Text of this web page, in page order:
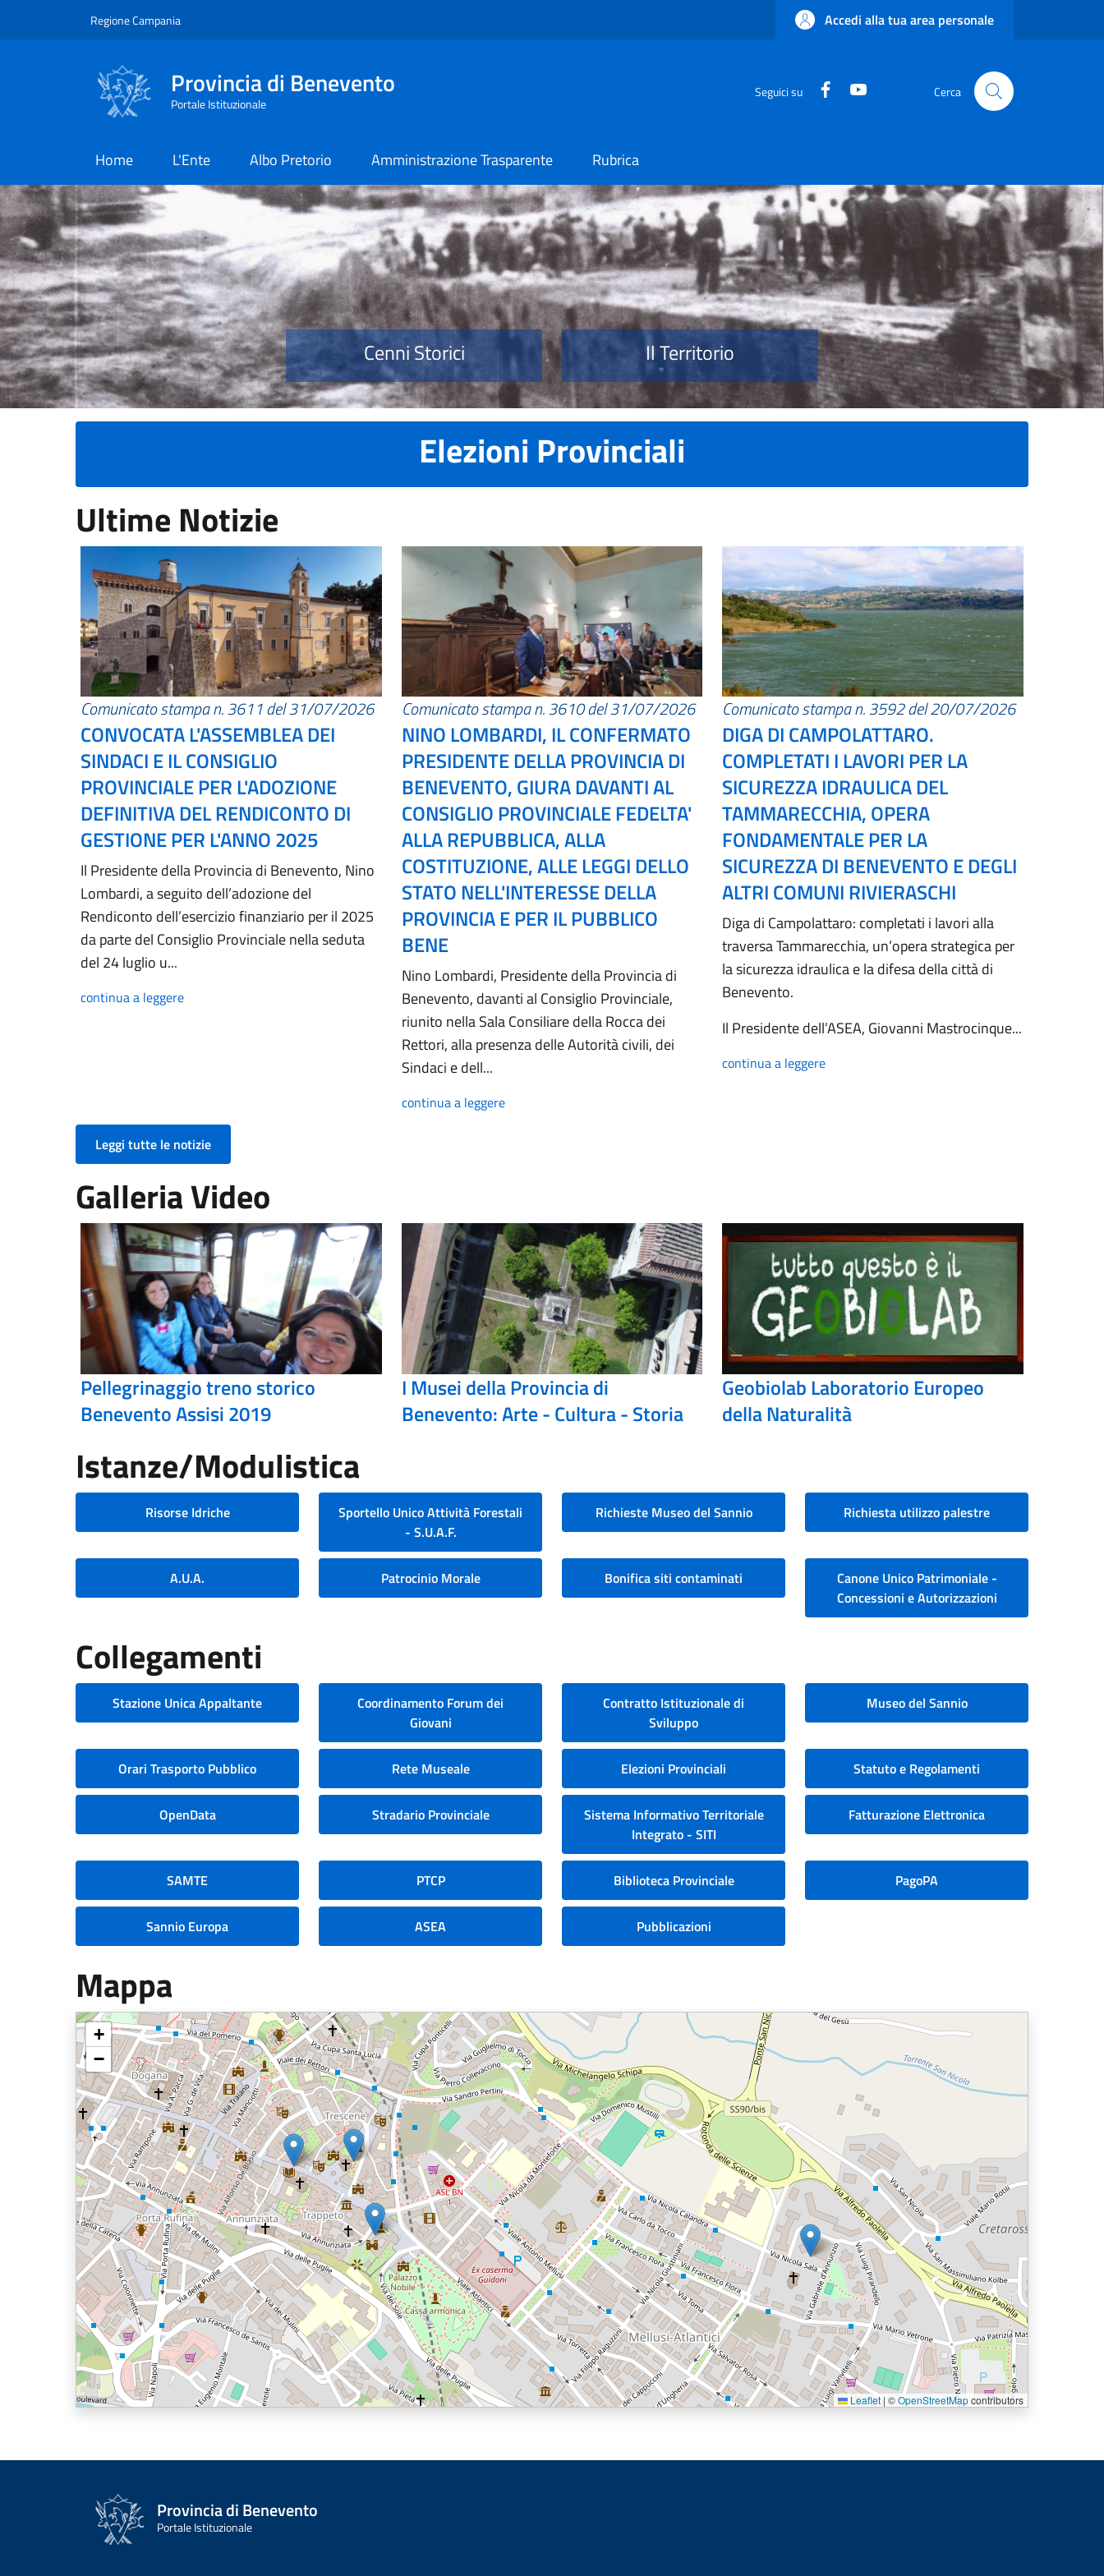
Regione Campania Accedi alla tua area personale
Provincia di Benevento
Portale Istituzionale
Seguici su Facebook Cerca
Home L'Ente Albo Pretorio Amministrazione Trasparente Rubrica
Provincia di Benevento
Cenni Storici Il Territorio
Elezioni Provinciali
Ultime Notizie
Comunicato stampa n. 3611 del 31/07/2026
CONVOCATA L'ASSEMBLEA DEI
SINDACI E IL CONSIGLIO
PROVINCIALE PER L'ADOZIONE
DEFINITIVA DEL RENDICONTO DI
GESTIONE PER L'ANNO 2025
Il Presidente della Provincia di Benevento, Nino
Lombardi, a seguito dell’adozione del
Rendiconto dell’esercizio finanziario per il 2025
da parte del Consiglio Provinciale nella seduta
del 24 luglio u...
continua a leggere
Comunicato stampa n. 3610 del 31/07/2026
NINO LOMBARDI, IL CONFERMATO
PRESIDENTE DELLA PROVINCIA DI
BENEVENTO, GIURA DAVANTI AL
CONSIGLIO PROVINCIALE FEDELTA'
ALLA REPUBBLICA, ALLA
COSTITUZIONE, ALLE LEGGI DELLO
STATO NELL'INTERESSE DELLA
PROVINCIA E PER IL PUBBLICO
BENE
Nino Lombardi, Presidente della Provincia di
Benevento, davanti al Consiglio Provinciale,
riunito nella Sala Consiliare della Rocca dei
Rettori, alla presenza delle Autorità civili, dei
Sindaci e dell...
continua a leggere
Comunicato stampa n. 3592 del 20/07/2026
DIGA DI CAMPOLATTARO.
COMPLETATI I LAVORI PER LA
SICUREZZA IDRAULICA DEL
TAMMARECCHIA, OPERA
FONDAMENTALE PER LA
SICUREZZA DI BENEVENTO E DEGLI
ALTRI COMUNI RIVIERASCHI
Diga di Campolattaro: completati i lavori alla
traversa Tammarecchia, un’opera strategica per
la sicurezza idraulica e la difesa della città di
Benevento.
Il Presidente dell’ASEA, Giovanni Mastrocinque...
continua a leggere
Leggi tutte le notizie
Galleria Video
Pellegrinaggio treno storico
Benevento Assisi 2019
I Musei della Provincia di
Benevento: Arte - Cultura - Storia
Geobiolab Laboratorio Europeo
della Naturalità
Istanze/Modulistica
Risorse Idriche
Sportello Unico Attività Forestali
- S.U.A.F.
Richieste Museo del Sannio Richiesta utilizzo palestre
A.U.A. Patrocinio Morale Bonifica siti contaminati
Canone Unico Patrimoniale -
Concessioni e Autorizzazioni
Collegamenti
Stazione Unica Appaltante
Coordinamento Forum dei
Giovani
Contratto Istituzionale di
Sviluppo
Museo del Sannio
Orari Trasporto Pubblico Rete Museale Elezioni Provinciali Statuto e Regolamenti
OpenData Stradario Provinciale
Sistema Informativo Territoriale
Integrato - SITI
Fatturazione Elettronica
SAMTE PTCP Biblioteca Provinciale PagoPA
Sannio Europa ASEA Pubblicazioni
Mappa
+
−
Leaflet | ©OpenStreetMapcontributors
Provincia di Benevento
Portale Istituzionale